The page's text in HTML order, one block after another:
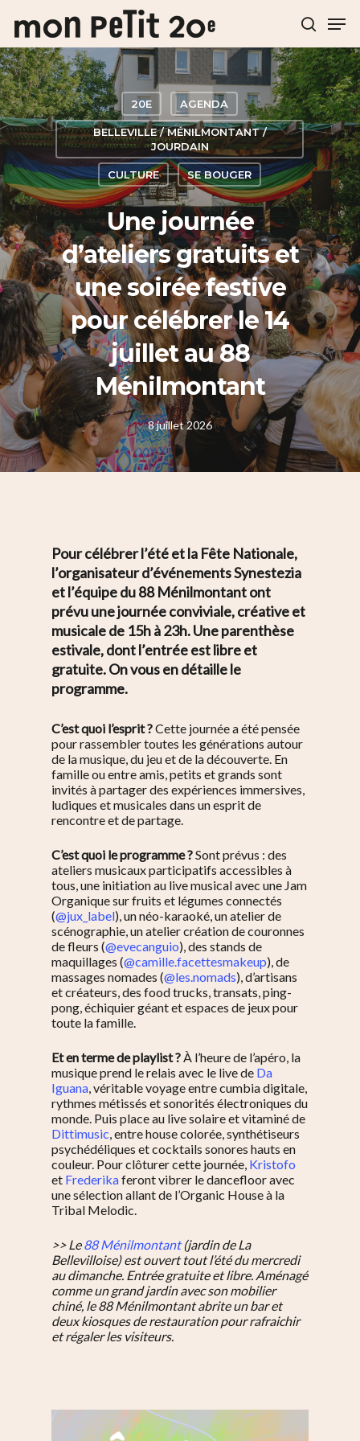
Hit enter to search or ESC to close
20E AGENDA
BELLEVILLE / MÉNILMONTANT /
JOURDAIN
CULTURE SE BOUGER
Une journée
d’ateliers gratuits et
une soirée festive
pour célébrer le 14
juillet au 88
Ménilmontant
8 juillet 2026
Pour célébrer l’été et la Fête Nationale,
l’organisateur d’événementsSynestezia
et l’équipe du 88 Ménilmontant ont
prévu une journée conviviale, créative et
musicale de 15h à 23h. Une parenthèse
estivale, dont l’entrée est libre et
gratuite. On vous en détaille le
programme.
C’est quoi l’esprit ?Cette journée a été pensée
pour rassembler toutes les générations autour
de la musique, du jeu et de la découverte. En
famille ou entre amis, petits et grands sont
invités à partager des expériences immersives,
ludiques et musicales dans un esprit de
rencontre et de partage.
C’est quoi le programme ?Sont prévus : des
ateliers musicaux participatifs accessibles à
tous, une initiation au live musical avec une Jam
Organique sur fruits et légumes connectés
(@jux_label), un néo-karaoké, un atelier de
scénographie, un atelier création de couronnes
de fleurs (@evecanguio), des stands de
maquillages (@camille.facettesmakeup), de
massages nomades (@les.nomads), d’artisans
et créateurs, des food trucks, transats, ping-
pong, échiquier géant et espaces de jeux pour
toute la famille.
Et en terme de playlist ?À l’heure de l’apéro, la
musique prend le relais avec le live de Da
Iguana, véritable voyage entre cumbia digitale,
rythmes métissés et sonorités électroniques du
monde. Puis place au live solaire et vitaminé de
Dittimusic, entre house colorée, synthétiseurs
psychédéliques et cocktails sonores hauts en
couleur. Pour clôturer cette journée, Kristofo
et Frederikaferont vibrer le dancefloor avec
une sélection allant de l’Organic House à la
Tribal Melodic.
>> Le88 Ménilmontant(jardin de La
Bellevilloise) est ouvert tout l’été du mercredi
au dimanche. Entrée gratuite et libre. Aménagé
comme un grand jardin avec son mobilier
chiné, le 88 Ménilmontant abrite un bar et
deux kiosques de restauration pour rafraichir
et régaler les visiteurs.